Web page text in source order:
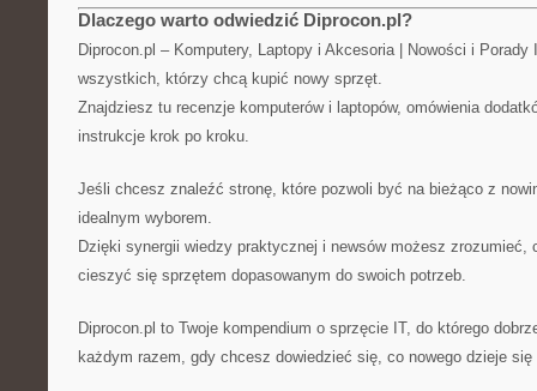
Dlaczego warto odwiedzić Diprocon.pl?
Diprocon.pl – Komputery, Laptopy i Akcesoria | Nowości i
wszystkich, którzy chcą kupić nowy sprzęt.
Znajdziesz tu recenzje komputerów i laptopów, omówienia
instrukcje krok po kroku.
Jeśli chcesz znaleźć stronę, które pozwoli być na bieżąco z
idealnym wyborem.
Dzięki synergii wiedzy praktycznej i newsów możesz zrozumieć,
cieszyć się sprzętem dopasowanym do swoich potrzeb.
Diprocon.pl to Twoje kompendium o sprzęcie IT, do którego
każdym razem, gdy chcesz dowiedzieć się, co nowego dzieje